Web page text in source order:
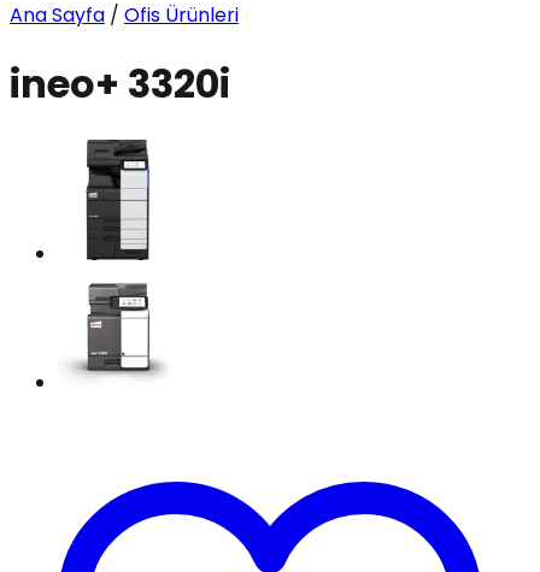
Ana Sayfa / Ofis Ürünleri
ineo+ 3320i